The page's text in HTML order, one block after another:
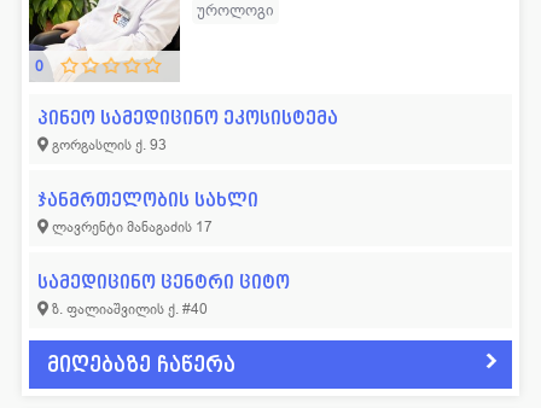
0
უროლოგი
პინეო სამედიცინო ეკოსისტემა
გორგასლის ქ. 93
ჯანმრთელობის სახლი
ლავრენტი მანაგაძის 17
სამედიცინო ცენტრი ციტო
ზ. ფალიაშვილის ქ. #40
მიღებაზე ჩაწერა